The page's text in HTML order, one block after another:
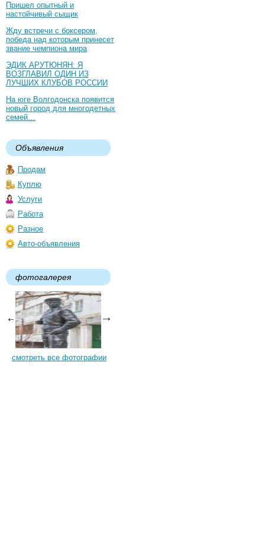
Пришел опытный и
настойчивый сыщик
Жду встречи с боксером,
победа над которым принесет
звание чемпиона мира
ЭДИК АРУТЮНЯН: Я
ВОЗГЛАВИЛ ОДИН ИЗ
ЛУЧШИХ КЛУБОВ РОССИИ
На юге Волгодонска появится
новый город для многодетных
семей…
Объявления
Продам
Куплю
Услуги
Работа
Разное
Авто-объявления
фотогалерея
смотреть все фотографии